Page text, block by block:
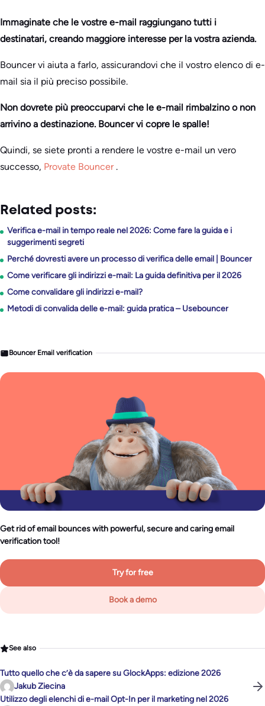
Immaginate che le vostre e-mail raggiungano tutti i
destinatari, creando maggiore interesse per la vostra azienda.
Bouncer vi aiuta a farlo, assicurandovi che il vostro elenco di e-
mail sia il più preciso possibile.
Non dovrete più preoccuparvi che le e-mail rimbalzino o non
arrivino a destinazione. Bouncer vi copre le spalle!
Quindi, se siete pronti a rendere le vostre e-mail un vero
successo, Provate Bouncer.
Related posts:
Verifica e-mail in tempo reale nel 2026: Come fare la guida e i
suggerimenti segreti
Perché dovresti avere un processo di verifica delle email | Bouncer
Come verificare gli indirizzi e-mail: La guida definitiva per il 2026
Come convalidare gli indirizzi e-mail?
Metodi di convalida delle e-mail: guida pratica – Usebouncer
Bouncer Email verification
Get rid of email bounces with powerful, secure and caring email
verification tool!
Try for free
Book a demo
See also
Tutto quello che c’è da sapere su GlockApps: edizione 2026
Jakub Ziecina
Utilizzo degli elenchi di e-mail Opt-In per il marketing nel 2026